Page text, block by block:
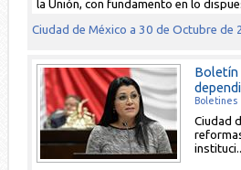
la Unión, con fundamento en lo
Ciudad de México a 30 de Octubre de
Boletín
Boletines
Ciudad